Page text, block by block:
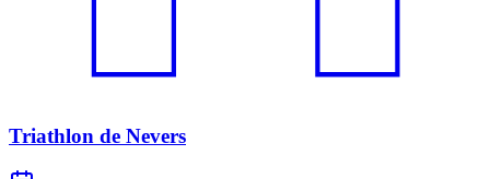
Triathlon de Nevers